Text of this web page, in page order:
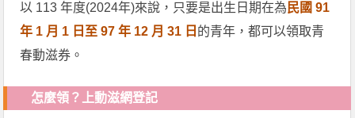
以 113 年度(2024年)來說，只要是出生日期在為 民國 91
年 1 月 1 日至 97 年 12 月 31 日 的青年，都可以領取青
春動滋券。
怎麼領？上動滋網登記